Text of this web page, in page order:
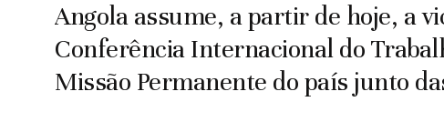
Angola assume, a partir de hoje, a
Conferência Internacional do
Missão Permanente do país junto